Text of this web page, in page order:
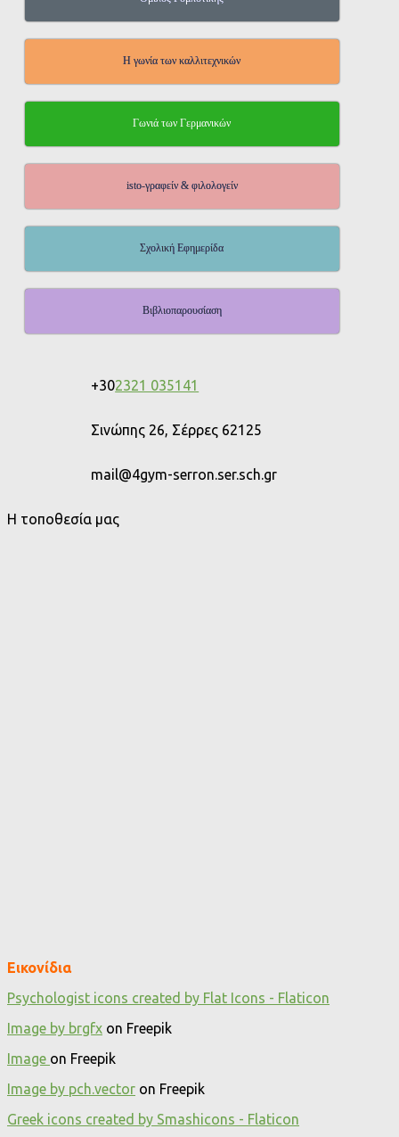
Η γωνία των καλλιτεχνικών
Γωνιά των Γερμανικών
isto-γραφείν & φιλολογείν
Σχολική Εφημερίδα
Βιβλιοπαρουσίαση
+302321 035141
Σινώπης 26, Σέρρες 62125
mail@4gym-serron.ser.sch.gr
Η τοποθεσία μας
Εικονίδια
Psychologist icons created by Flat Icons - Flaticon
Image by brgfx on Freepik
Image on Freepik
Image by pch.vector on Freepik
Greek icons created by Smashicons - Flaticon